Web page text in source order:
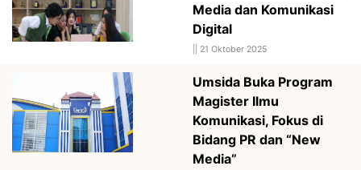
Media dan Komunikasi
Digital
21 Oktober 2025
Umsida Buka Program
Magister Ilmu
Komunikasi, Fokus di
Bidang PR dan “New
Media”